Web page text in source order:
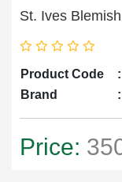
St. Ives
Product Code :
Brand
:
Price: